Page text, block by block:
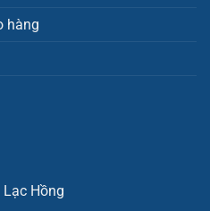
hàng
Lạc Hồng